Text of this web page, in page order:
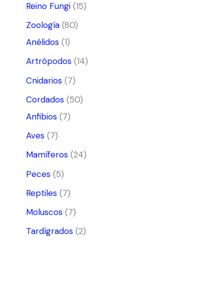
Reino Fungi(15)
Zoología(80)
Anélidos(1)
Artrópodos(14)
Cnidarios(7)
Cordados(50)
Anfibios(7)
Aves(7)
Mamíferos(24)
Peces(5)
Reptiles(7)
Moluscos(7)
Tardígrados(2)